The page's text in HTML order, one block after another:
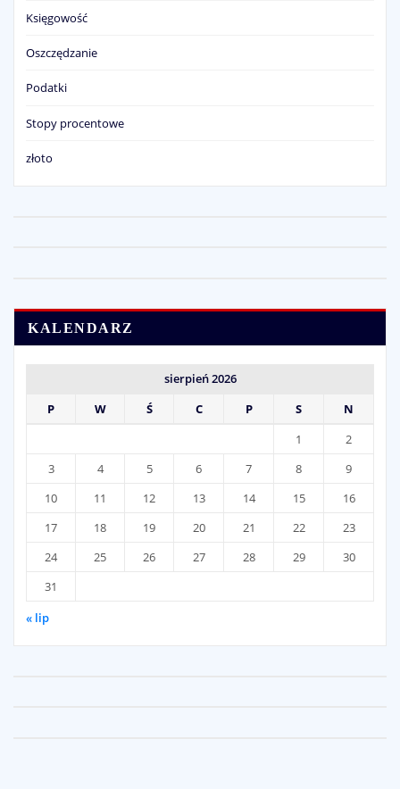
Księgowość
Oszczędzanie
Podatki
Stopy procentowe
złoto
KALENDARZ
sierpień 2026
P
W Ś C P S
N
1
2
3
4 5 6 7 8
9
10
11 12 13 14 15
16
17
18 19 20 21 22
23
24
25 26 27 28 29
30
31
« lip